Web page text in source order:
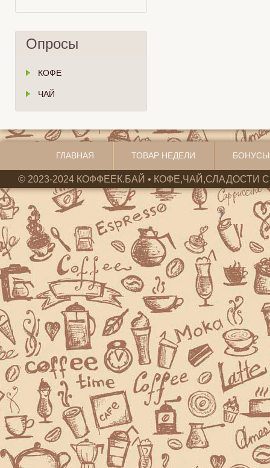
Опросы
КОФЕ
ЧАЙ
ГЛАВНАЯ ТОВАР НЕДЕЛИ
© 2023-2024 КОФФЕЕК.БАЙ • КОФЕ,ЧАЙ,СЛАДОСТИ С